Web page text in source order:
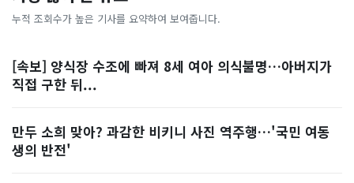
누적 조회수가 높은 기사를 요약하여 보여줍니다.
[속보] 양식장 수조에 빠져 8세 여아 의식불명…아버지가
직접 구한 뒤...
만두 소희 맞아? 과감한 비키니 사진 역주행…'국민 여동
생의 반전'